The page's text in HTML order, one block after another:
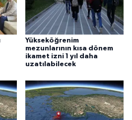
Yükseköğrenim
mezunlarının kısa dönem
ikamet izni 1 yıl daha
uzatılabilecek